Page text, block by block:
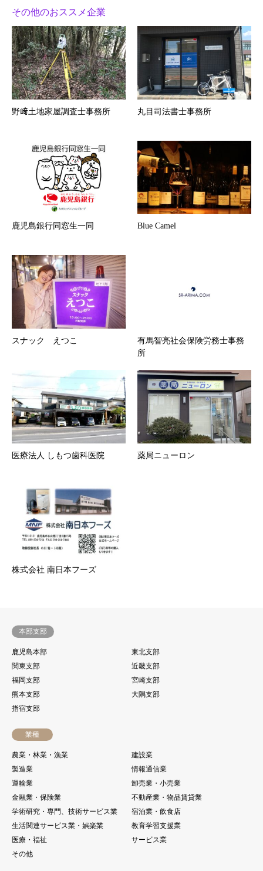
その他のおススメ企業
野﨑土地家屋調査士事務所 丸目司法書士事務所
鹿児島銀行同窓生一同 Blue Camel
スナック えつこ
有馬智亮社会保険労務士事務
所
医療法人 しもつ歯科医院 薬局ニューロン
株式会社 南日本フーズ
本部支部
鹿児島本部
東北支部
関東支部
近畿支部
福岡支部
宮崎支部
熊本支部
大隅支部
指宿支部
業種
農業・林業・漁業
建設業
製造業
情報通信業
運輸業
卸売業・小売業
金融業・保険業
不動産業・物品賃貸業
学術研究・専門、技術サービス業
宿泊業・飲食店
生活関連サービス業・娯楽業
教育学習支援業
医療・福祉
サービス業
その他